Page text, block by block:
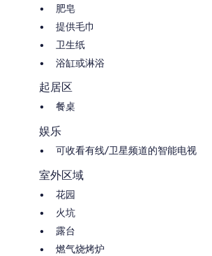
肥皂
提供毛巾
卫生纸
浴缸或淋浴
起居区
餐桌
娱乐
可收看有线/卫星频道的智能电视
室外区域
花园
火坑
露台
燃气烧烤炉